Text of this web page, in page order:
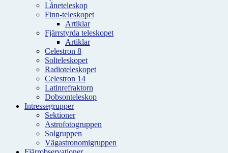
Låneteleskop
Finn-teleskopet
Artiklar
Fjärrstyrda teleskopet
Artiklar
Celestron 8
Solteleskopet
Radioteleskopet
Celestron 14
Latinrefraktorn
Dobsonteleskop
Intressegrupper
Sektioner
Astrofotogruppen
Solgruppen
Vägastronomigruppen